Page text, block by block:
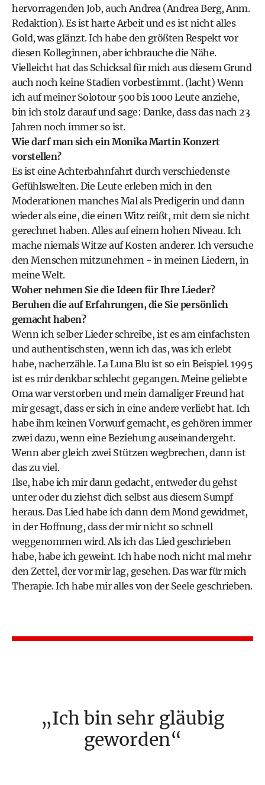
hervorragenden Job, auch Andrea (Andrea Berg, Anm.
Redaktion). Es ist harte Arbeit und es ist nicht alles
Gold, was glänzt. Ich habe den größten Respekt vor
diesen Kolleginnen, aber ichbrauche die Nähe.
Vielleicht hat das Schicksal für mich aus diesem Grund
auch noch keine Stadien vorbestimmt. (lacht) Wenn
ich auf meiner Solotour 500 bis 1000 Leute anziehe,
bin ich stolz darauf und sage: Danke, dass das nach 23
Jahren noch immer so ist.
Wie darf man sich ein Monika Martin Konzert
vorstellen?
Es ist eine Achterbahnfahrt durch verschiedenste
Gefühlswelten. Die Leute erleben mich in den
Moderationen manches Mal als Predigerin und dann
wieder als eine, die einen Witz reißt, mit dem sie nicht
gerechnet haben. Alles auf einem hohen Niveau. Ich
mache niemals Witze auf Kosten anderer. Ich versuche
den Menschen mitzunehmen - in meinen Liedern, in
meine Welt.
Woher nehmen Sie die Ideen für Ihre Lieder?
Beruhen die auf Erfahrungen, die Sie persönlich
gemacht haben?
Wenn ich selber Lieder schreibe, ist es am einfachsten
und authentischsten, wenn ich das, was ich erlebt
habe, nacherzähle. La Luna Blu ist so ein Beispiel. 1995
ist es mir denkbar schlecht gegangen. Meine geliebte
Oma war verstorben und mein damaliger Freund hat
mir gesagt, dass er sich in eine andere verliebt hat. Ich
habe ihm keinen Vorwurf gemacht, es gehören immer
zwei dazu, wenn eine Beziehung auseinandergeht.
Wenn aber gleich zwei Stützen wegbrechen, dann ist
das zu viel.
Ilse, habe ich mir dann gedacht, entweder du gehst
unter oder du ziehst dich selbst aus diesem Sumpf
heraus. Das Lied habe ich dann dem Mond gewidmet,
in der Hoffnung, dass der mir nicht so schnell
weggenommen wird. Als ich das Lied geschrieben
habe, habe ich geweint. Ich habe noch nicht mal mehr
den Zettel, der vor mir lag, gesehen. Das war für mich
Therapie. Ich habe mir alles von der Seele geschrieben.
Ich bin sehr gläubig
geworden